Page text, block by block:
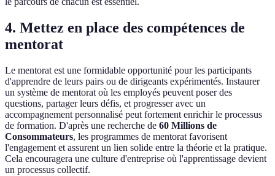
4. Mettez en place des compétences de
mentorat
Le mentorat est une formidable opportunité pour les participants
d'apprendre de leurs pairs ou de dirigeants expérimentés. Instaurer
un système de mentorat où les employés peuvent poser des
questions, partager leurs défis, et progresser avec un
accompagnement personnalisé peut fortement enrichir le processus
de formation. D'après une recherche de 60 Millions de
Consommateurs, les programmes de mentorat favorisent
l'engagement et assurent un lien solide entre la théorie et la pratique.
Cela encouragera une culture d'entreprise où l'apprentissage devient
un processus collectif.